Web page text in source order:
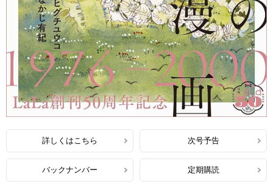
詳しくはこちら 次号予告
バックナンバー 定期購読